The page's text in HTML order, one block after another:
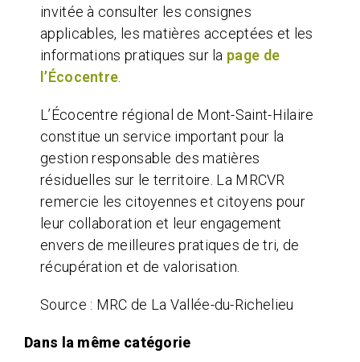
invitée à consulter les consignes
applicables, les matières acceptées et les
informations pratiques sur la page de
l’Écocentre
L’Écocentre régional de Mont-Saint-Hilaire
constitue un service important pour la
gestion responsable des matières
résiduelles sur le territoire. La MRCVR
remercie les citoyennes et citoyens pour
leur collaboration et leur engagement
envers de meilleures pratiques de tri, de
récupération et de valorisation.
Source : MRC de La Vallée-du-Richelieu